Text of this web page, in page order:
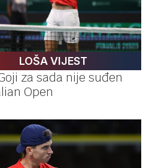
LOŠA VIJEST
za sada nije suđen
Open